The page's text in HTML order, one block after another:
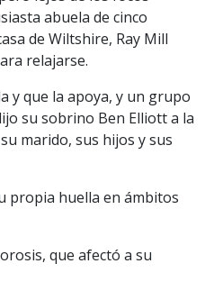
abuela de cinco
de Wiltshire, Ray Mill
relajarse.
y que la apoya, y un grupo
su sobrino Ben Elliott a la
marido, sus hijos y sus
propia huella en ámbitos
que afectó a su